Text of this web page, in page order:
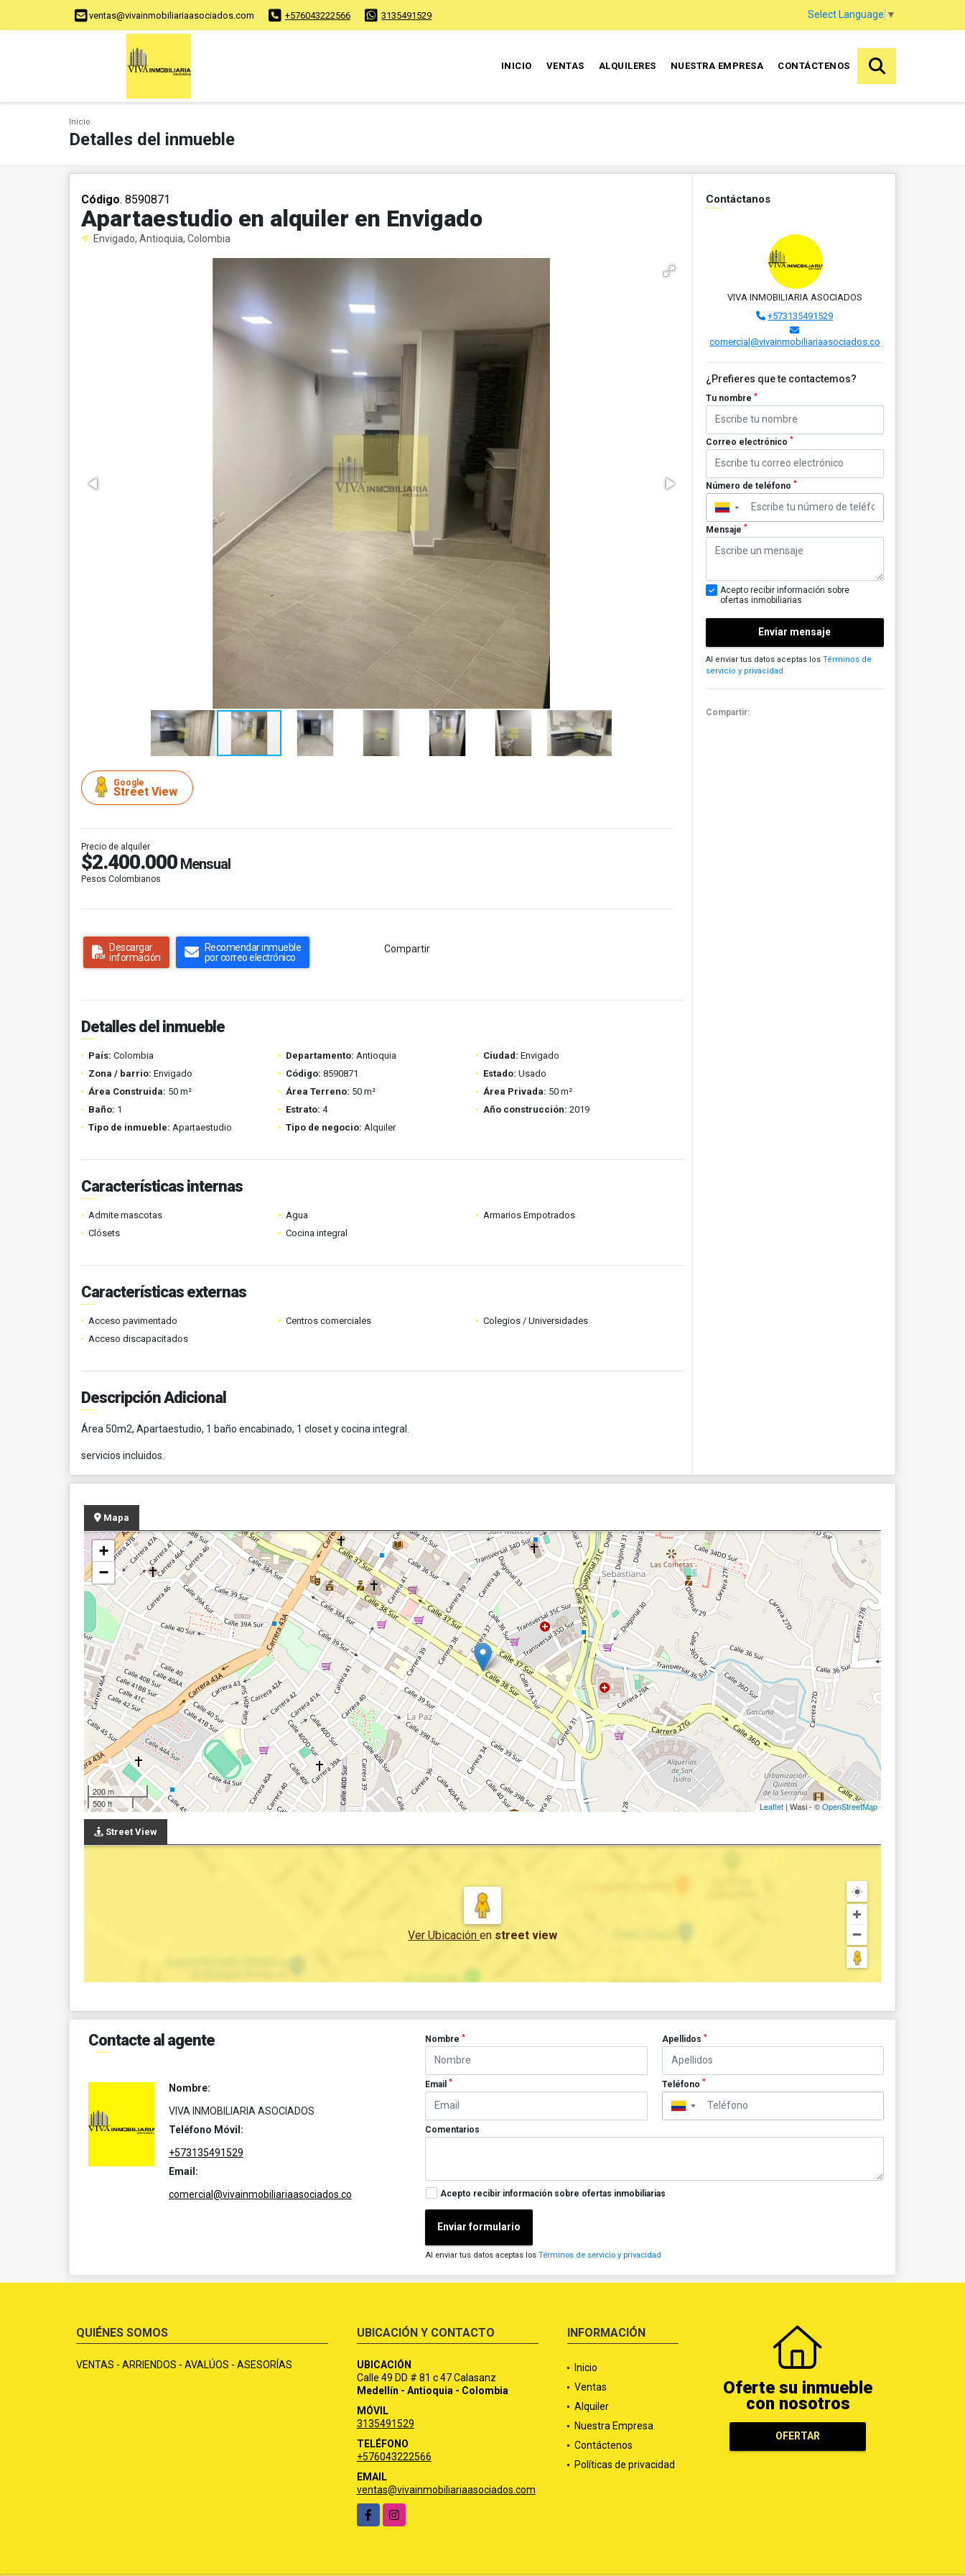
ventas@vivainmobiliariaasociados.com +576043222566 3135491529 Select Language ▼
INICIO VENTAS ALQUILERES NUESTRA EMPRESA CONTÁCTENOS
Inicio
Detalles del inmueble
Código. 8590871
Apartaestudio en alquiler en Envigado
Envigado, Antioquia, Colombia
Google
Street View
Precio de alquiler
$2.400.000 Mensual
Pesos Colombianos
Descargar
información
Recomendar inmueble
por correo electrónico
Compartir
Detalles del inmueble
País: Colombia Departamento: Antioquia Ciudad: Envigado
Zona / barrio: Envigado Código: 8590871 Estado: Usado
Área Construida: 50 m² Área Terreno: 50 m² Área Privada: 50 m²
Baño: 1 Estrato: 4 Año construcción: 2019
Tipo de inmueble: Apartaestudio Tipo de negocio: Alquiler
Características internas
Admite mascotas Agua
Armarios Empotrados
Clósets
Cocina integral
Características externas
Acceso pavimentado Centros comerciales
Colegios / Universidades
Acceso discapacitados
Descripción Adicional
Área 50m2, Apartaestudio, 1 baño encabinado, 1 closet y cocina integral.
servicios incluidos.
Contáctanos
VIVA INMOBILIARIA ASOCIADOS
+573135491529
comercial@vivainmobiliariaasociados.co
¿Prefieres que te contactemos?
Tu nombre *
Correo electrónico *
Número de teléfono *
▼
Mensaje *
Acepto recibir información sobre
ofertas inmobiliarias
Enviar mensaje
Al enviar tus datos aceptas los Términos de
servicio y privacidad
Compartir:
Mapa
+
−
200 m
500 ft
Leaflet | Wasi - ©OpenStreetMap
Street View
Ver Ubicación en street view
Contacte al agente
Nombre:
VIVA INMOBILIARIA ASOCIADOS
Teléfono Móvil:
+573135491529
Email:
comercial@vivainmobiliariaasociados.co
Nombre* Apellidos *
Email* Teléfono *
▼
Comentarios
Acepto recibir información sobre ofertas inmobiliarias
Enviar formulario
Al enviar tus datos aceptas losTérminos de servicio y privacidad
QUIÉNES SOMOS
VENTAS - ARRIENDOS - AVALÚOS - ASESORÍAS
UBICACIÓN Y CONTACTO
UBICACIÓN
Calle 49 DD # 81 c 47 Calasanz
Medellín - Antioquia - Colombia
MÓVIL
3135491529
TELÉFONO
+576043222566
EMAIL
ventas@vivainmobiliariaasociados.com
FacebookInstagram
INFORMACIÓN
Inicio
Ventas
Alquiler
Nuestra Empresa
Contáctenos
Políticas de privacidad
Oferte su inmueble
con nosotros
OFERTAR